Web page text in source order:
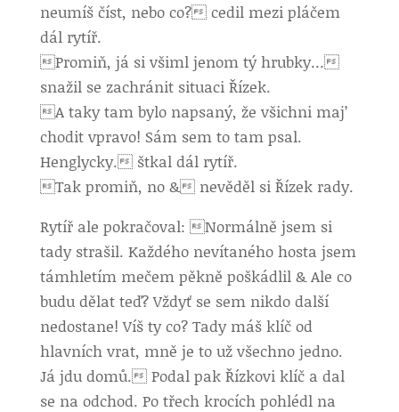
neumíš číst, nebo co? cedil mezi pláčem
dál rytíř.
Promiň, já si všiml jenom tý hrubky…
snažil se zachránit situaci Řízek.
A taky tam bylo napsaný, že všichni maj’
chodit vpravo! Sám sem to tam psal.
Henglycky. štkal dál rytíř.
Tak promiň, no & nevěděl si Řízek rady.
Rytíř ale pokračoval: Normálně jsem si
tady strašil. Každého nevítaného hosta jsem
támhletím mečem pěkně poškádlil & Ale co
budu dělat teď? Vždyť se sem nikdo další
nedostane! Víš ty co? Tady máš klíč od
hlavních vrat, mně je to už všechno jedno.
Já jdu domů. Podal pak Řízkovi klíč a dal
se na odchod. Po třech krocích pohlédl na